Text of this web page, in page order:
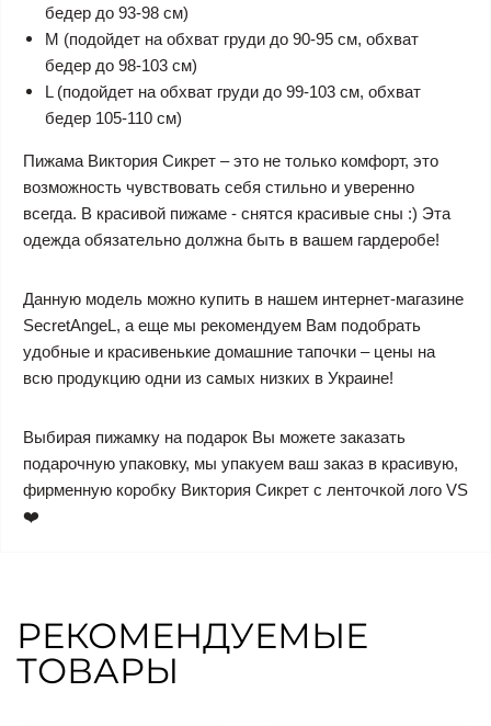
бедер до 93-98 см)
M (подойдет на обхват груди до 90-95 см, обхват
бедер до 98-103 см)
L (подойдет на обхват груди до 99-103 см, обхват
бедер 105-110 см)
Пижама Виктория Сикрет – это не только комфорт, это
возможность чувствовать себя стильно и уверенно
всегда. В красивой пижаме - снятся красивые сны :) Эта
одежда обязательно должна быть в вашем гардеробе!
Данную модель можно купить в нашем интернет-магазине
SecretAngeL, а еще мы рекомендуем Вам подобрать
удобные и красивенькие домашние тапочки – цены на
всю продукцию одни из самых низких в Украине!
Выбирая пижамку на подарок Вы можете заказать
подарочную упаковку, мы упакуем ваш заказ в красивую,
фирменную коробку Виктория Сикрет с ленточкой лого VS
❤️
РЕКОМЕНДУЕМЫЕ
ТОВАРЫ